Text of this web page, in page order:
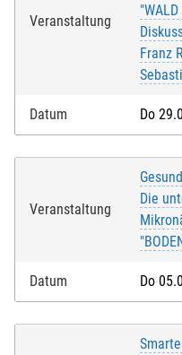
Veranstaltung
Franz
Datum Do
Veranstaltung
Die
Datum Do